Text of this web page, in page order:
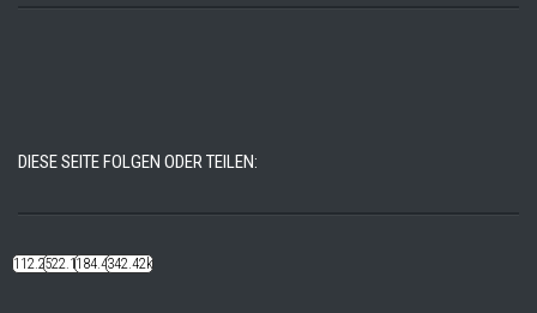
DIESE SEITE FOLGEN ODER TEILEN:
112.22k522.14k184.48k342.42k